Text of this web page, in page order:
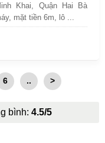
Khai, Quận Hai Bà
mặt tiền 6m, lô ...
6 .. >
bình: 4.5/5